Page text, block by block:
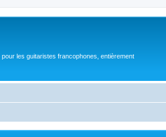
les guitaristes francophones, entièrement